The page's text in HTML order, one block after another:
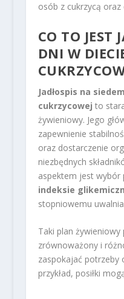
osób z cukrzycą oraz
CO TO JEST
DNI W
Jadłospis na
cukrzycowej to
żywieniowy. Jego
zapewnienie
oraz dostarczenie
niezbędnych
aspektem jest wybór
indeksie
stopniowemu
Taki plan żywieniowy
zrównoważony i
zaspokajać potrzeby
przykład, posiłki